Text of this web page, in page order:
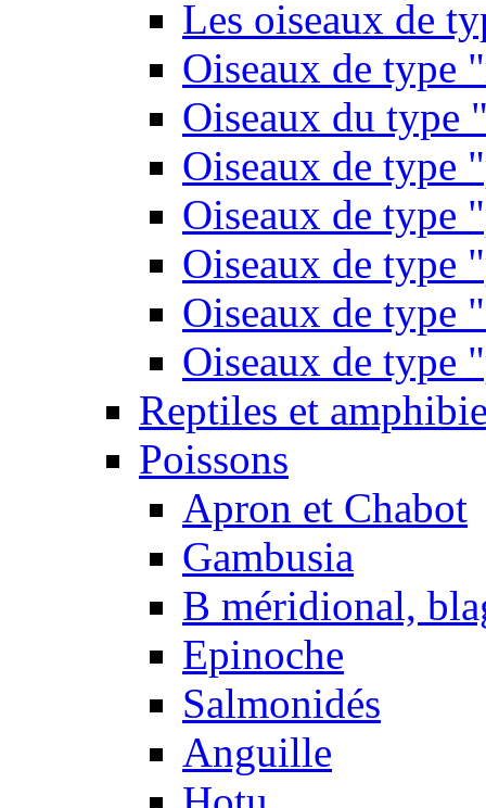
Les oiseaux de
Oiseaux de type
Oiseaux du type
Oiseaux de type
Oiseaux de type
Oiseaux de type
Oiseaux de type
Oiseaux de type
Reptiles et
Poissons
Apron et Chabot
Gambusia
B méridional,
Epinoche
Salmonidés
Anguille